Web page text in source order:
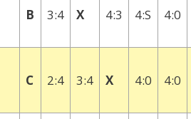
B 3:4 X 4:3 4:S 4:0
C 2:4 3:4 X 4:0 4:0